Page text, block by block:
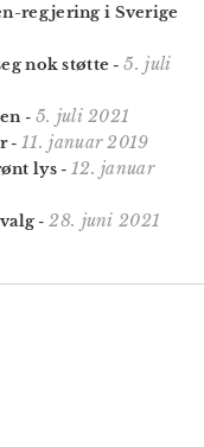
regjering i Sverige
nok støtte -5. juli
- 5. juli 2021
- 11. januar 2019
lys- 12. januar
- 28. juni 2021